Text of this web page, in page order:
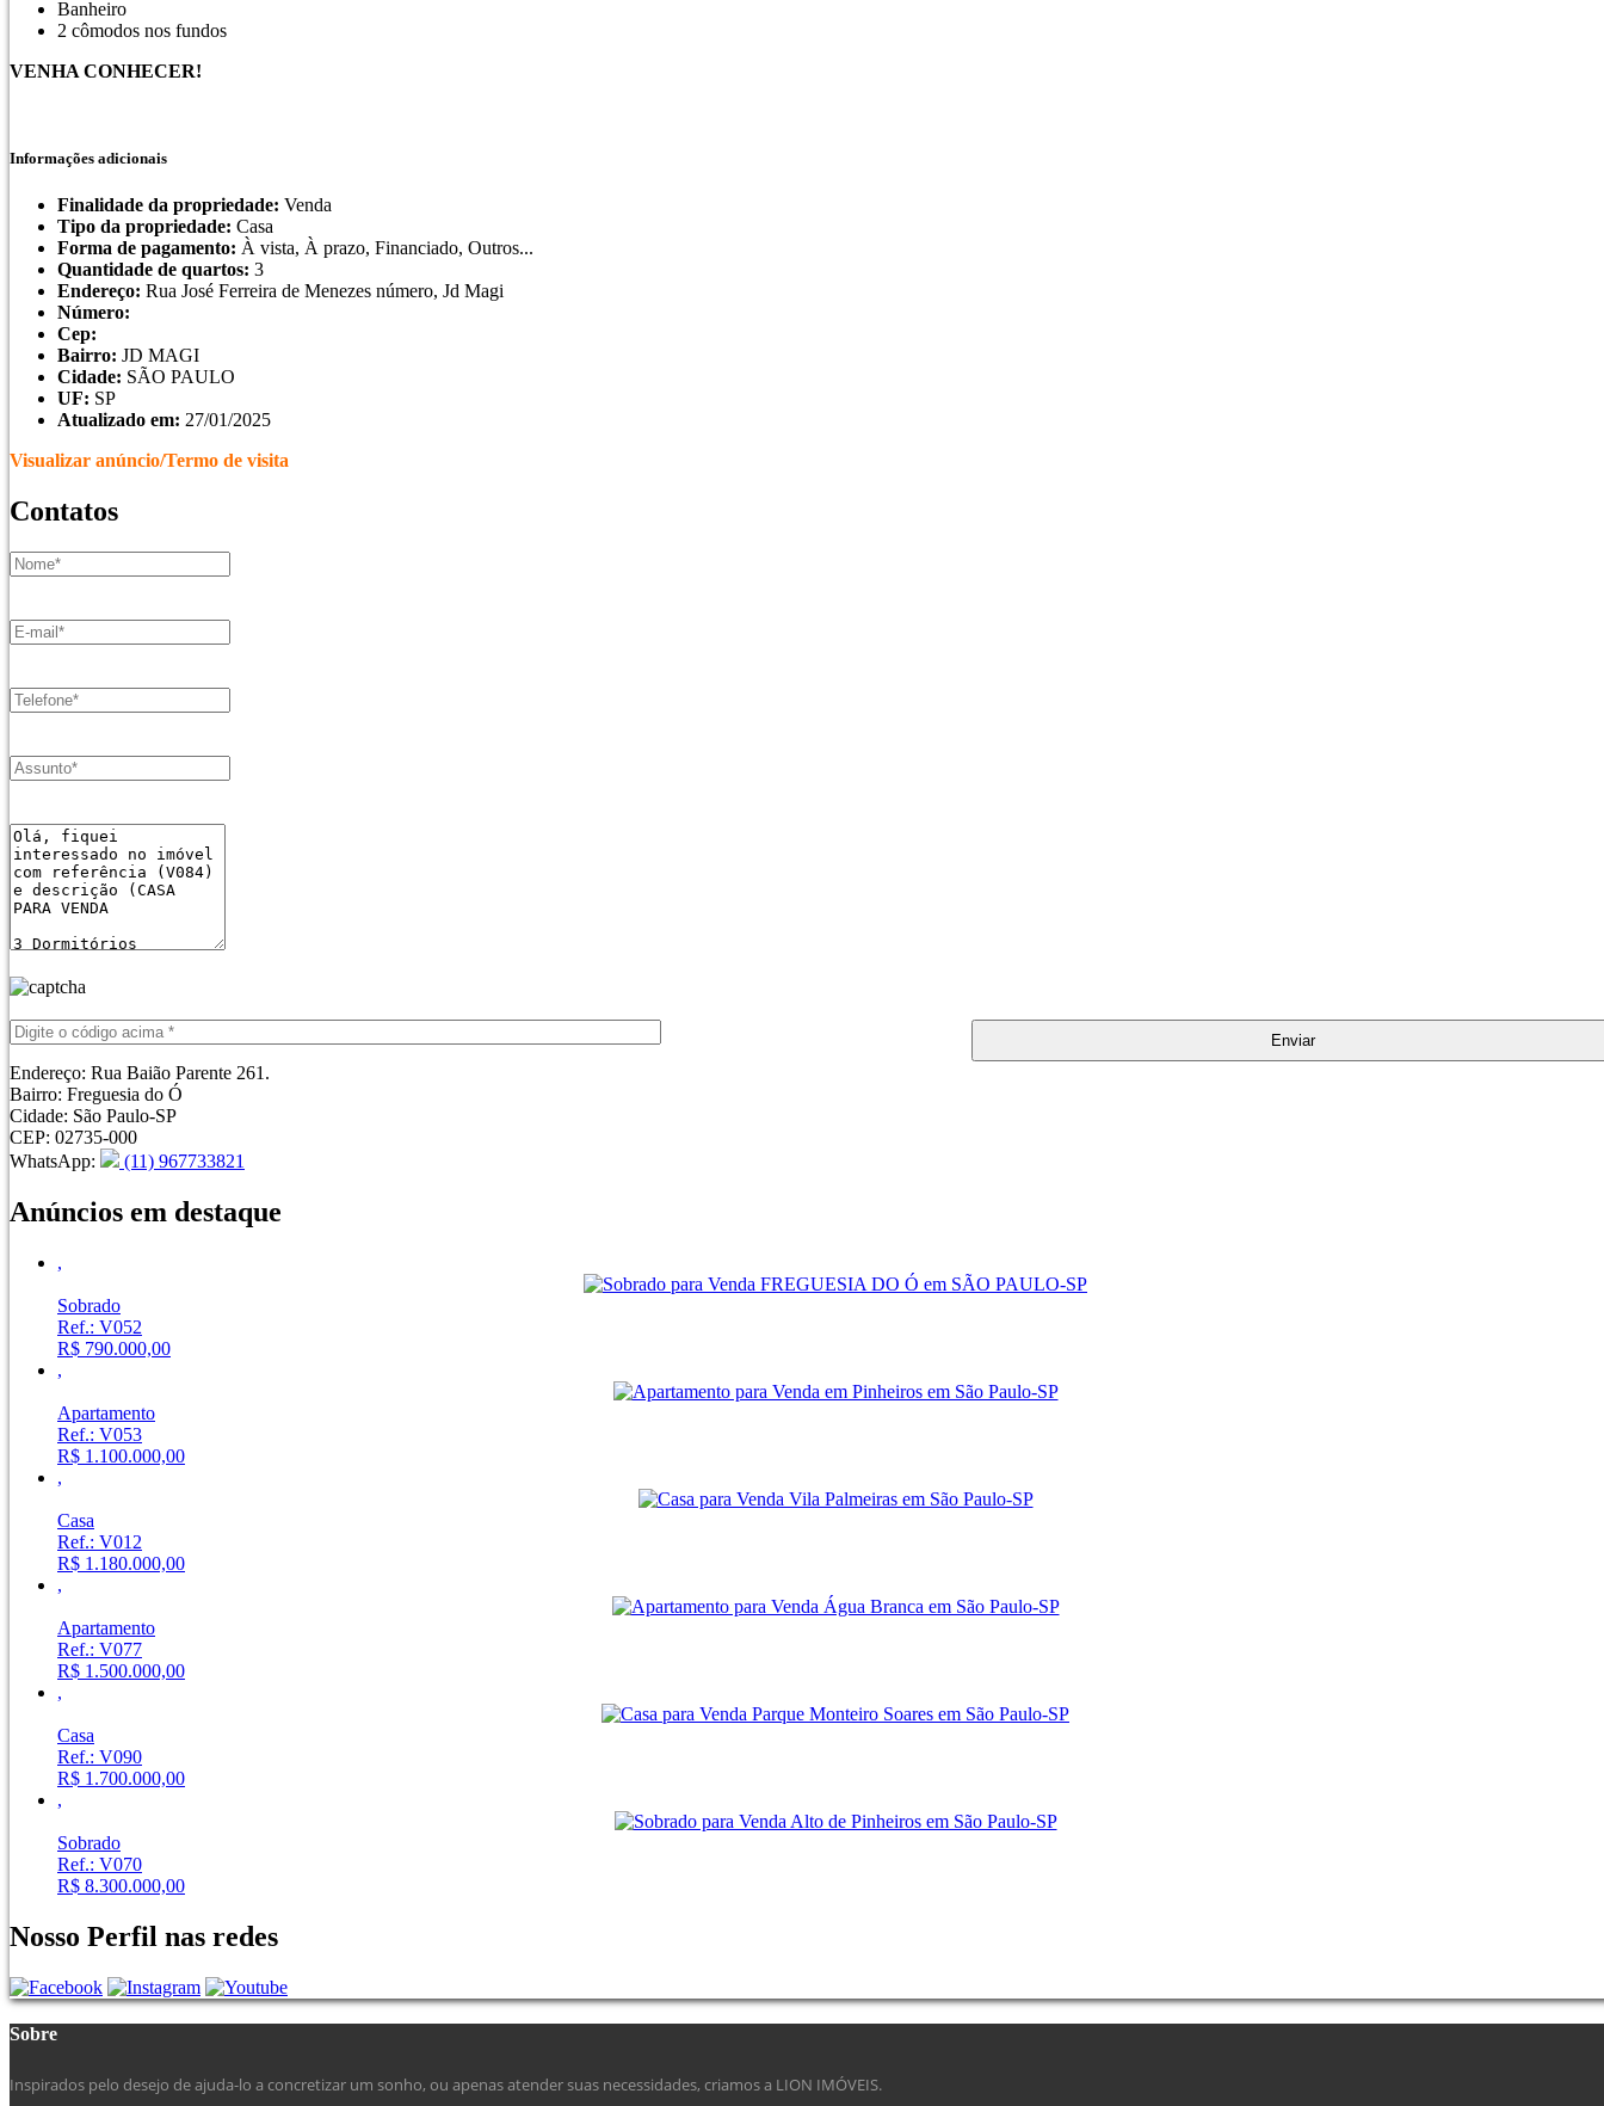
Banheiro
2 cômodos nos fundos
VENHA CONHECER!
Informações adicionais
Finalidade da propriedade: Venda
Tipo da propriedade: Casa
Forma de pagamento: À vista, À prazo, Financiado, Outros...
Quantidade de quartos: 3
Endereço: Rua José Ferreira de Menezes número, Jd Magi
Número:
Cep:
Bairro: JD MAGI
Cidade: SÃO PAULO
UF: SP
Atualizado em: 27/01/2025
Visualizar anúncio/Termo de visita
Contatos
Enviar
Endereço: Rua Baião Parente 261.
Bairro: Freguesia do Ó
Cidade: São Paulo-SP
CEP: 02735-000
WhatsApp: (11) 967733821
Anúncios em destaque
,
Sobrado
Ref.: V052
R$ 790.000,00
,
Apartamento
Ref.: V053
R$ 1.100.000,00
,
Casa
Ref.: V012
R$ 1.180.000,00
,
Apartamento
Ref.: V077
R$ 1.500.000,00
,
Casa
Ref.: V090
R$ 1.700.000,00
,
Sobrado
Ref.: V070
R$ 8.300.000,00
Nosso Perfil nas redes
Sobre
Inspirados pelo desejo de ajuda-lo a concretizar um sonho, ou apenas atender suas necessidades, criamos a LION IMÓVEIS.